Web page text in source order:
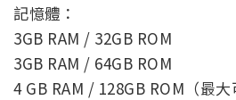
記憶體：
3GB RAM / 32GB ROM
3GB RAM / 64GB ROM
4 GB RAM / 128GB ROM（最